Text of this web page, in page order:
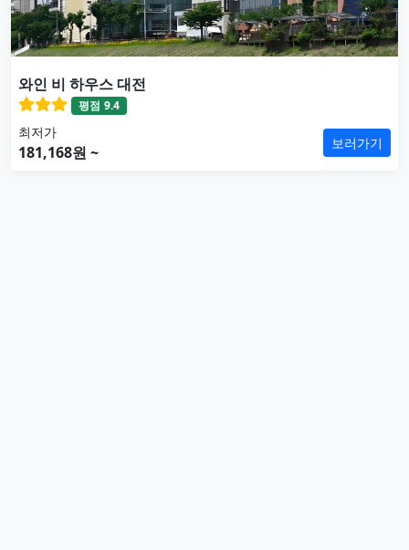
와인 비 하우스 대전
평점 9.4
최저가
181,168원 ~ 보러가기